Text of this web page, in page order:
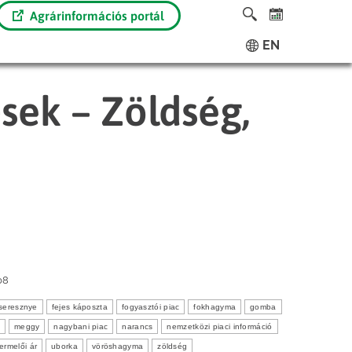
Agrárinformációs portál
EN
– Zöldség,
fejes káposzta fogyasztói piac fokhagyma gomba
meggy nagybani piac narancs nemzetközi piaci információ
ár uborka vöröshagyma zöldség